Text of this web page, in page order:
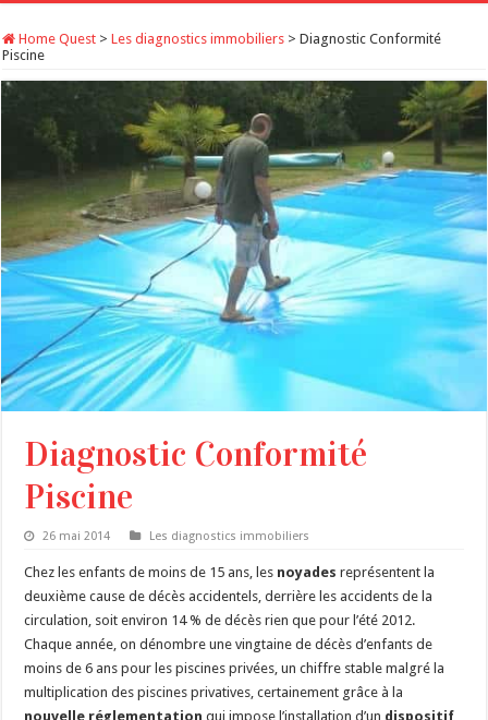
Home Quest > Les diagnostics immobiliers > Diagnostic Conformité
Piscine
Diagnostic Conformité
Piscine
26 mai 2014 Les diagnostics immobiliers
Chez les enfants de moins de 15 ans, les noyades représentent la
deuxième cause de décès accidentels, derrière les accidents de la
circulation, soit environ 14 % de décès rien que pour l’été 2012.
Chaque année, on dénombre une vingtaine de décès d’enfants de
moins de 6 ans pour les piscines privées, un chiffre stable malgré la
multiplication des piscines privatives, certainement grâce à la
nouvelle réglementation qui impose l’installation d’un dispositif